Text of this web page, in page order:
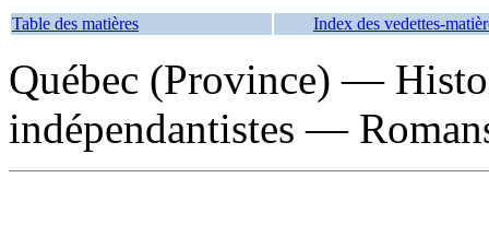
Table des matières Index des vedettes-
Québec (Province) —
indépendantistes —